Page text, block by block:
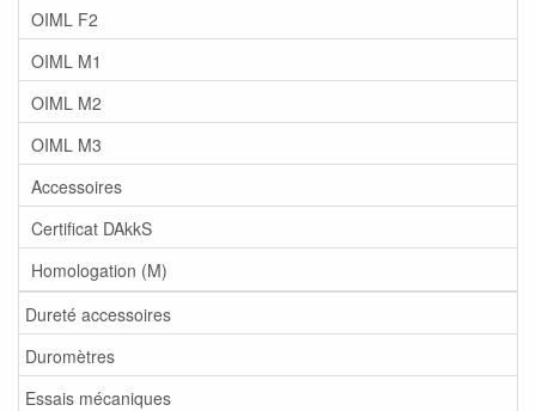
OIML F2
OIML M1
OIML M2
OIML M3
Accessoires
Certificat DAkkS
Homologation (M)
Dureté accessoires
Duromètres
Essais mécaniques